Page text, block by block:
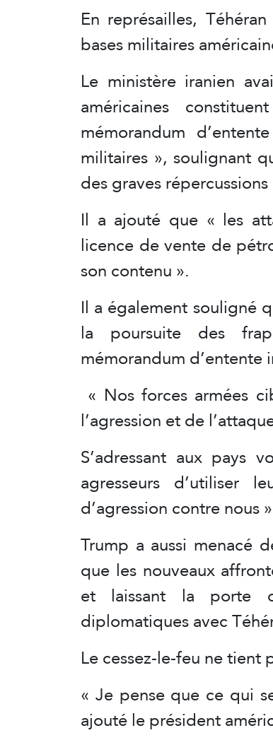
En représailles,
bases militaires
Le ministère iranien
américaines
mémorandum
militaires », soulignant
des graves
Il a ajouté que « les
licence de vente de
son contenu ».
Il a également souligné
la poursuite des
mémorandum d’entente
« Nos forces armées
l’agression et de
S’adressant aux pays
agresseurs d’utiliser
d’agression contre nous
Trump a aussi menacé
que les nouveaux
et laissant la porte
diplomatiques avec
Le cessez-le-feu ne tient
« Je pense que ce qui
ajouté le président